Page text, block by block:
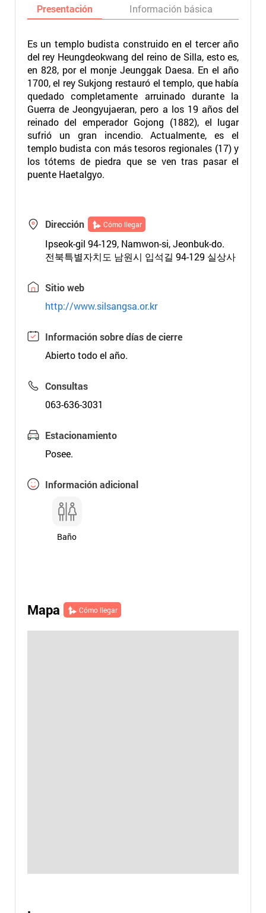
Presentación Información básica
Es un templo budista construido en el tercer año
del rey Heungdeokwang del reino de Silla, esto es,
en 828, por el monje Jeunggak Daesa. En el año
1700, el rey Sukjong restauró el templo, que había
quedado completamente arruinado durante la
Guerra de Jeongyujaeran, pero a los 19 años del
reinado del emperador Gojong (1882), el lugar
sufrió un gran incendio. Actualmente, es el
templo budista con más tesoros regionales (17) y
los tótems de piedra que se ven tras pasar el
puente Haetalgyo.
Dirección Cómo llegar
Ipseok-gil 94-129, Namwon-si, Jeonbuk-do.
전북특별자치도 남원시 입석길 94-129 실상사
Sitio web
http://www.silsangsa.or.kr
Información sobre días de cierre
Abierto todo el año.
Consultas
063-636-3031
Estacionamiento
Posee.
Información adicional
Baño
Mapa Cómo llegar